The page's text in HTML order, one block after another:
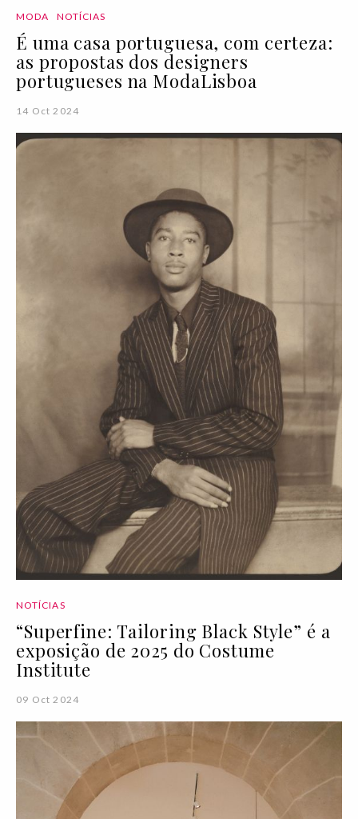
MODA NOTÍCIAS
É uma casa portuguesa, com certeza:
as propostas dos designers
portugueses na ModaLisboa
14 Oct 2024
NOTÍCIAS
“Superfine: Tailoring Black Style” é a
exposição de 2025 do Costume
Institute
09 Oct 2024